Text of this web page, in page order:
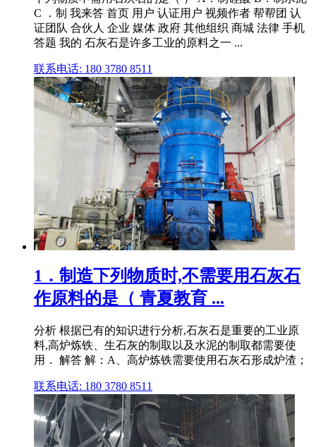
C ．制 我来答 首页 用户 认证用户 视频作者 帮帮团 认
证团队 合伙人 企业 媒体 政府 其他组织 商城 法律 手机
答题 我的 石灰石是许多工业的原料之一 ...
联系电话: 180 3780 8511
1．制造下列物质时,不需要用石灰石
作原料的是（ 青夏教育 ...
分析 根据已有的知识进行分析,石灰石是重要的工业原
料,高炉炼铁、生石灰的制取以及水泥的制取都需要使
用． 解答 解：A、高炉炼铁需要使用石灰石形成炉渣；
联系电话: 180 3780 8511